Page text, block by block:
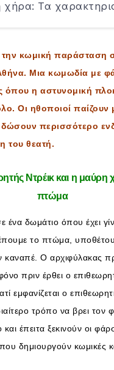
χήρα: Τα
την κωμική παράσταση
Μια κωμωδία με
όπου η αστυνομική
Οι ηθοποιοί παίζουν
δώσουν περισσότερο
του θεατή.
Ντρέικ και η μαύρη
πτώμα
ένα δωμάτιο όπου έχει
το πτώμα,
καναπέ. Ο αρχιφύλακας
φόνο πριν έρθει ο
εμφανίζεται ο
τρόπο να βρει τον
έπειτα ξεκινούν οι
δημιουργούν κωμικές